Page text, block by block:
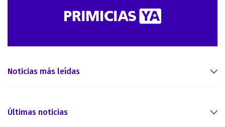
Noticias más leídas
Últimas noticias